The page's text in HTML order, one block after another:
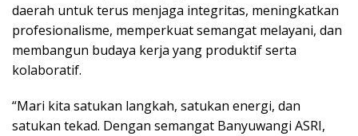
daerah untuk terus menjaga integritas, meningkatkan
profesionalisme, memperkuat semangat melayani, dan
membangun budaya kerja yang produktif serta
kolaboratif.
“Mari kita satukan langkah, satukan energi, dan
satukan tekad. Dengan semangat Banyuwangi ASRI,